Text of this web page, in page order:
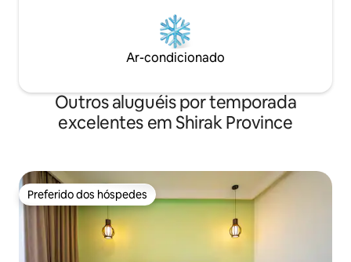
Ar-condicionado
Outros aluguéis por temporada
excelentes em Shirak Province
Preferido dos hóspedes
Preferido dos hóspedes